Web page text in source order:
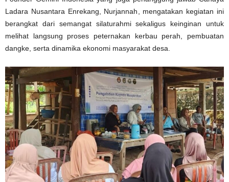
Ladara Nusantara Enrekang, Nurjannah, mengatakan kegiatan ini
berangkat dari semangat silaturahmi sekaligus keinginan untuk
melihat langsung proses peternakan kerbau perah, pembuatan
dangke, serta dinamika ekonomi masyarakat desa.